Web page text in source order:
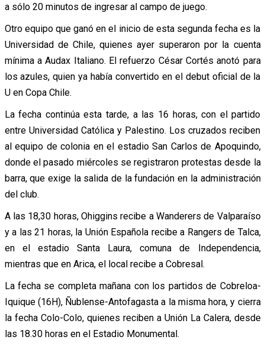
a sólo 20 minutos de ingresar al campo de juego.
Otro equipo que ganó en el inicio de esta segunda fecha es la
Universidad de Chile, quienes ayer superaron por la cuenta
mínima a Audax Italiano. El refuerzo César Cortés anotó para
los azules, quien ya había convertido en el debut oficial de la
U en Copa Chile.
La fecha continúa esta tarde, a las 16 horas, con el partido
entre Universidad Católica y Palestino. Los cruzados reciben
al equipo de colonia en el estadio San Carlos de Apoquindo,
donde el pasado miércoles se registraron protestas desde la
barra, que exige la salida de la fundación en la administración
del club.
A las 18,30 horas, Ohiggins recibe a Wanderers de Valparaíso
y a las 21 horas, la Unión Española recibe a Rangers de Talca,
en el estadio Santa Laura, comuna de Independencia,
mientras que en Arica, el local recibe a Cobresal.
La fecha se completa mañana con los partidos de Cobreloa-
Iquique (16H), Ñublense-Antofagasta a la misma hora, y cierra
la fecha Colo-Colo, quienes reciben a Unión La Calera, desde
las 18.30 horas en el Estadio Monumental.